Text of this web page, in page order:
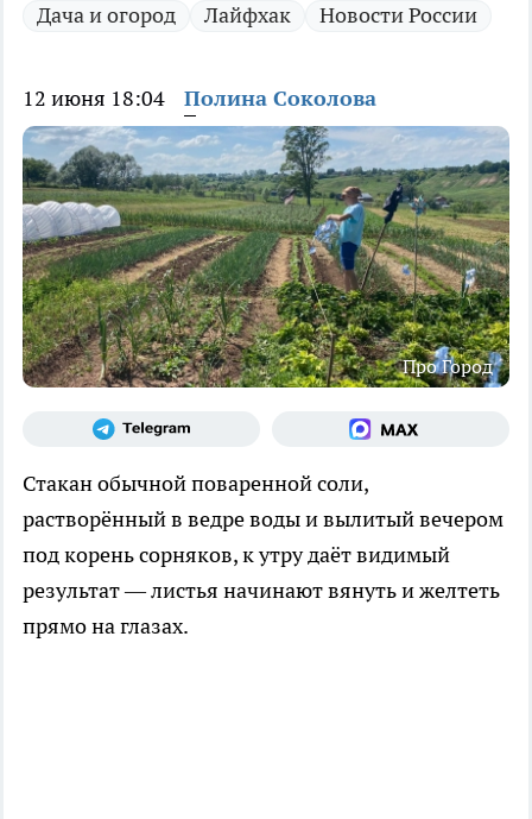
Дача и огород Лайфхак Новости России
12 июня 18:04 Полина Соколова
Про Город
Стакан обычной поваренной соли,
растворённый в ведре воды и вылитый вечером
под корень сорняков, к утру даёт видимый
результат — листья начинают вянуть и желтеть
прямо на глазах.